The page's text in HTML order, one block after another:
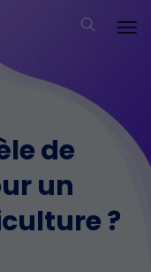
de
un
?